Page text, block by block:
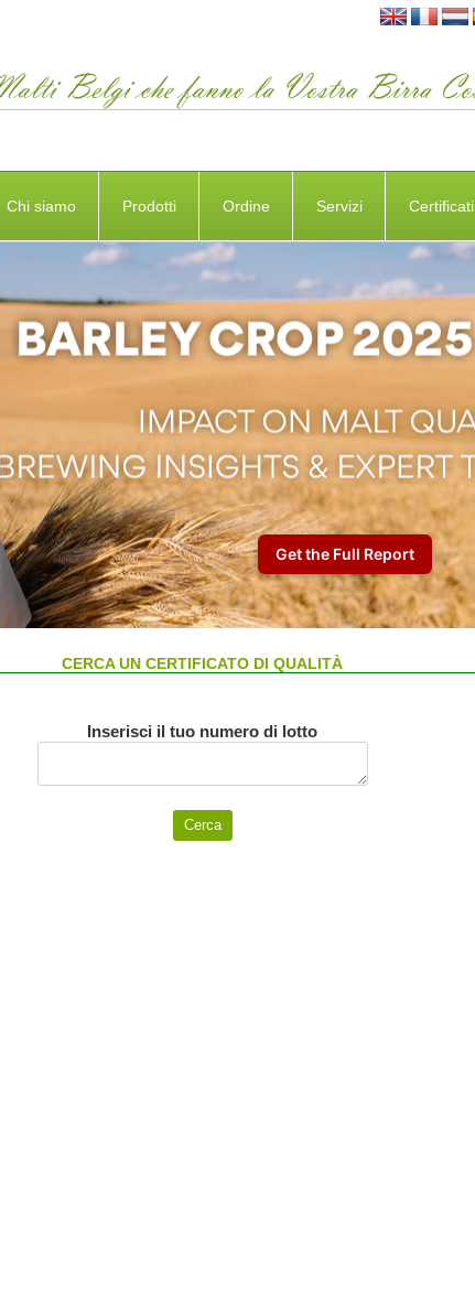
Chi siamo Prodotti Ordine Servizi Certificati
CERCA UN CERTIFICATO DI QUALITÀ
Inserisci il tuo numero di lotto